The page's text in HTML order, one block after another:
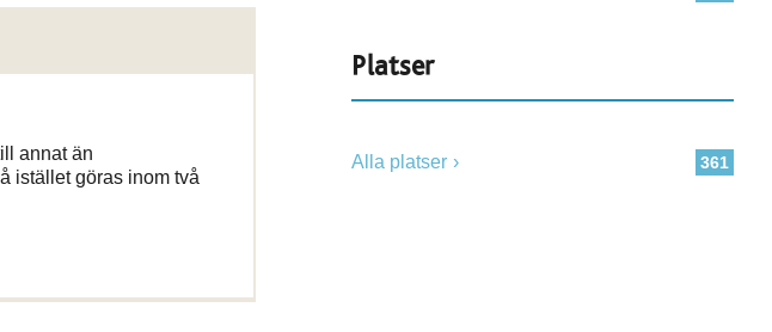
annat än
istället göras inom två
Platser
361
Alla platser